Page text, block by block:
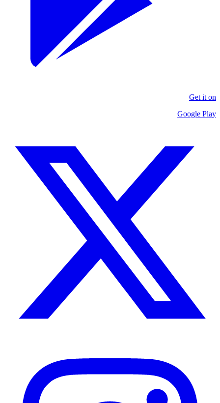
Get it on
Google Play